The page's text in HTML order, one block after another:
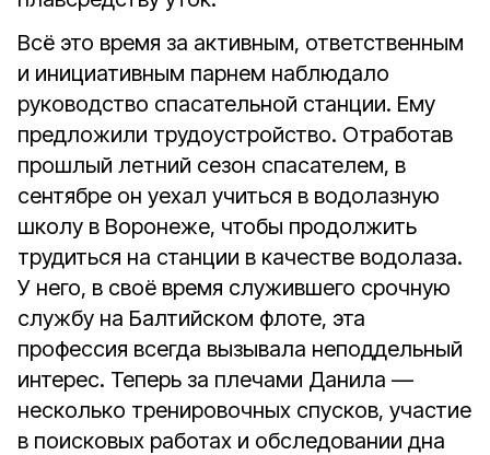
Всё это время за активным, ответственным
и инициативным парнем наблюдало
руководство спасательной станции. Ему
предложили трудоустройство. Отработав
прошлый летний сезон спасателем, в
сентябре он уехал учиться в водолазную
школу в Воронеже, чтобы продолжить
трудиться на станции в качестве водолаза.
У него, в своё время служившего срочную
службу на Балтийском флоте, эта
профессия всегда вызывала неподдельный
интерес. Теперь за плечами Данила —
несколько тренировочных спусков, участие
в поисковых работах и обследовании дна